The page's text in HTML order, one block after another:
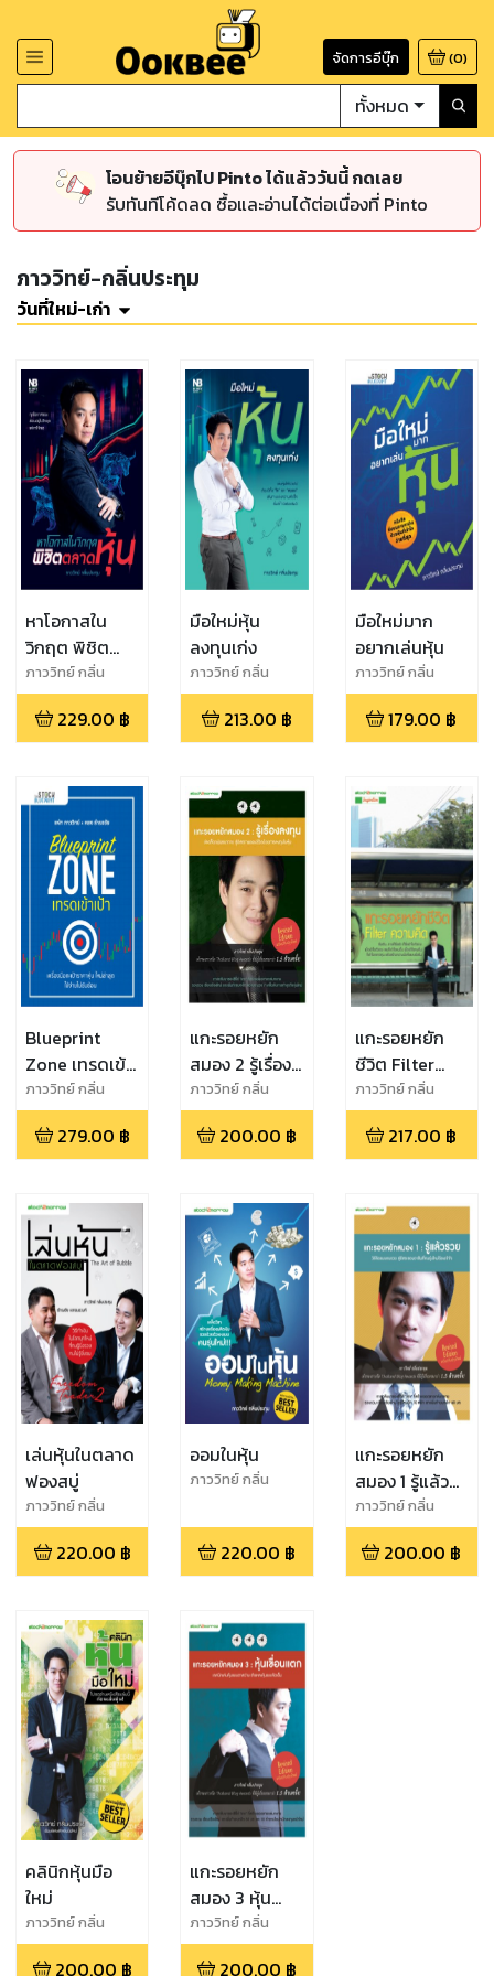
จัดการอีบุ๊ก (0)
ทั้งหมด
โอนย้ายอีบุ๊กไป Pinto ได้แล้ววันนี้ กดเลย
รับทันทีโค้ดลด ซื้อและอ่านได้ต่อเนื่องที่ Pinto
ภาววิทย์-กลิ่นประทุม
วันที่ใหม่-เก่า
หาโอกาสใน
วิกฤต พิชิต
ตลาดหุ้น
ภาววิทย์ กลิ่น
ประทุม
229.00 ฿
มือใหม่หุ้น
ลงทุนเก่ง
ภาววิทย์ กลิ่น
ประทุม
213.00 ฿
มือใหม่มาก
อยากเล่นหุ้น
ภาววิทย์ กลิ่น
ประทุม
179.00 ฿
Blueprint
Zone เทรดเข้า
เป้า
ภาววิทย์ กลิ่น
ประทุม,ธำรงชัย
เอกอมรวงศ์
279.00 ฿
แกะรอยหยัก
สมอง 2 รู้เรื่อง
ลงทุน
ภาววิทย์ กลิ่น
ประทุม
200.00 ฿
แกะรอยหยัก
ชีวิต Filter
ความคิด
ภาววิทย์ กลิ่น
ประทุม, ดร.พงษ์รพี
บูรณสมภพ
217.00 ฿
เล่นหุ้นในตลาด
ฟองสบู่
ภาววิทย์ กลิ่น
ประทุม,ธำรงชัย
เอกอมรวงศ์
220.00 ฿
ออมในหุ้น
ภาววิทย์ กลิ่น
220.00 ฿
แกะรอยหยัก
สมอง 1 รู้แล้ว
รวย
ภาววิทย์ กลิ่น
ประทุม
200.00 ฿
คลินิกหุ้นมือ
ใหม่
ภาววิทย์ กลิ่น
ประทุม
200.00 ฿
แกะรอยหยัก
สมอง 3 หุ้น
เขื่อนแตก
ภาววิทย์ กลิ่น
ประทุม
200.00 ฿